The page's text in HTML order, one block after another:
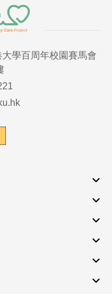
學百周年校園賽馬會